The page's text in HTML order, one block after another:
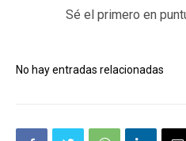
Sé el primero en
No hay entradas relacionadas